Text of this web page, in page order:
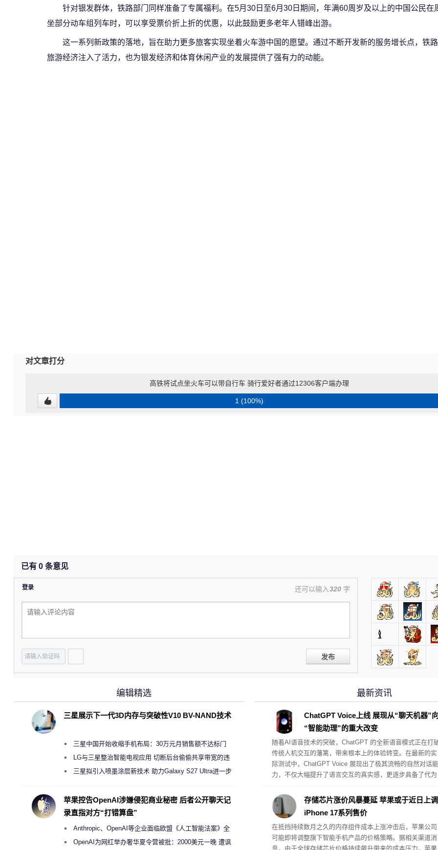
针对银发群体，铁路部门同样准备了专属福利。在5月30日至6月30日期间，年满60周岁及以上的中国公民在
坐部分动车组列车时，可以享受票价折上折的优惠，以此鼓励更多老年人错峰出游。
这一系列新政策的落地，旨在助力更多旅客实现坐着火车游中国的愿望。通过不断开发新的服务增长点，铁
旅游经济注入了活力，也为银发经济和体育休闲产业的发展提供了强有力的动能。
对文章打分
高铁将试点坐火车可以带自行车 骑行爱好者通过12306客户端办理
1 (100%)
已有 0 条意见
登录 还可以输入320 字
发布
最新资讯
ChatGPT Voice上线 展现从“聊天机器”
“智能助理”的重大改变
随着AI语音技术的突破，ChatGPT 的全新语音模式正在打
传统人机交互的藩篱，带来根本上的体验转变。在最新的实
际测试中，ChatGPT Voice 展现出了极其流畅的自然对话能
力，不仅大幅提升了语言交互的真实感，更逐步具备了代为
存储芯片涨价风暴蔓延 苹果或于近日上调
iPhone 17系列售价
在抵挡持续数月之久的内存组件成本上涨冲击后，苹果公司
可能即将调整旗下智能手机产品的价格策略。据相关渠道消
息，由于全球存储芯片价格持续飙升带来的成本压力，苹果
编辑精选
三星展示下一代3D内存与突破性V10 BV-NAND技术
三星中国开始收缩手机布局：30万元月销售额不达标门
店 将被逐步清退
LG与三星整治智能电视应用 切断后台偷偷共享带宽的违
规行为三星拟引入喷墨涂层新技术 助力Galaxy S27 Ultra进一步
苹果控告OpenAI涉嫌侵犯商业秘密 后者公开聊天记
录直指对方“打错算盘”
Anthropic、OpenAI等企业面临欧盟《人工智能法案》全
新执法权限审查
OpenAI为网红举办奢华夏令营被批：2000美元一晚 遭讽